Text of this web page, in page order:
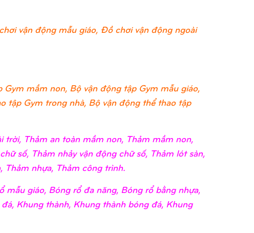
vận động mẫu giáo, Đồ chơi vận động ngoài
mầm non, Bộ vận động tập Gym mẫu giáo,
tập Gym trong nhà, Bộ vận động thể thao tập
trời, Thảm an toàn mầm non, Thảm mầm non,
số, Thảm nhảy vận động chữ số, Thảm lót sàn,
Thảm nhựa, Thảm công trình.
giáo, Bóng rổ đa năng, Bóng rổ bằng nhựa,
Khung thành, Khung thành bóng đá, Khung